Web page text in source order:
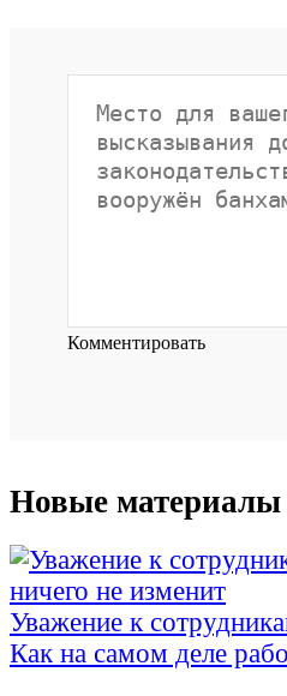
Комментировать
Новые материалы
Уважение к
Как на самом деле